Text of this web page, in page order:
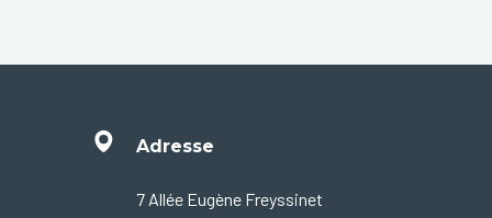
Adresse
7 Allée Eugène Freyssinet